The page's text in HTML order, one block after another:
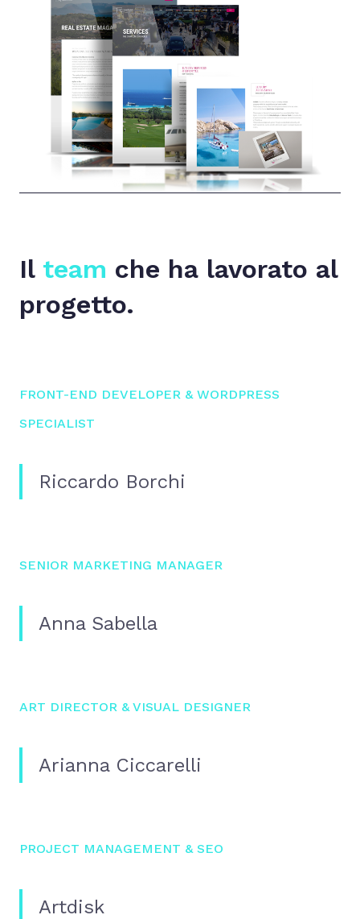
Il team che ha lavorato al
progetto.
FRONT-END DEVELOPER & WORDPRESS
SPECIALIST
Riccardo Borchi
SENIOR MARKETING MANAGER
Anna Sabella
ART DIRECTOR & VISUAL DESIGNER
Arianna Ciccarelli
PROJECT MANAGEMENT & SEO
Artdisk